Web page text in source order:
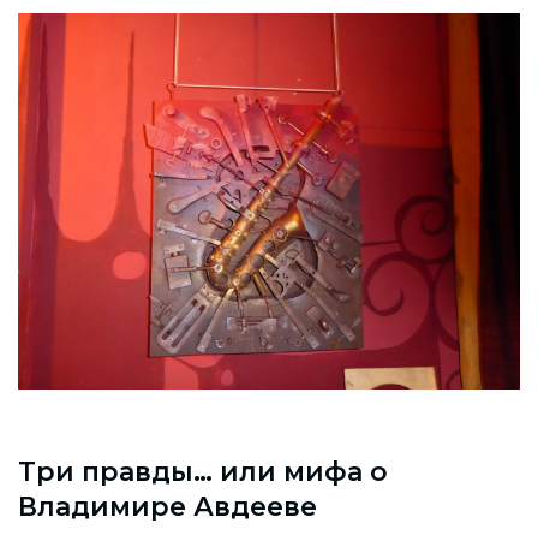
Три правды… или мифа о
Владимире Авдееве